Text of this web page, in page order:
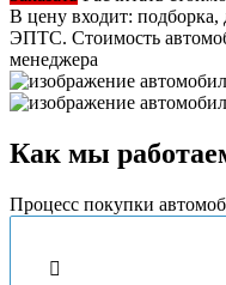
В цену входит:
ЭПТС. Стоимость
менеджера
Как мы
Процесс покупки